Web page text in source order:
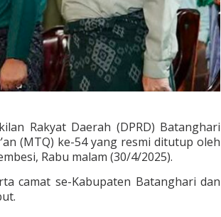
Rakyat Daerah (DPRD) Batanghari
(MTQ) ke-54 yang resmi ditutup oleh
Rabu malam (30/4/2025).
camat se-Kabupaten Batanghari dan